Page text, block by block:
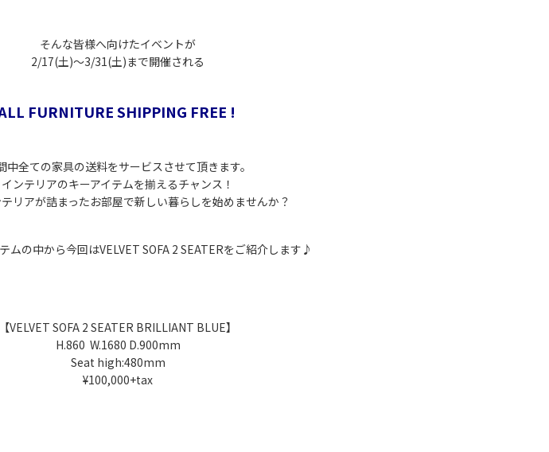
そんな皆様へ向けたイベントが
2/17(土)～3/31(土)まで開催される
FURNITURE SHIPPING FREE !
中全ての家具の送料をサービスさせて頂きます。
インテリアのキーアイテムを揃えるチャンス！
リアが詰まったお部屋で新しい暮らしを始めませんか？
ムの中から今回はVELVET SOFA 2 SEATERをご紹介します♪
【VELVET SOFA 2 SEATER BRILLIANT BLUE】
H.860 W.1680 D.900mm
Seat high:480mm
¥100,000+tax